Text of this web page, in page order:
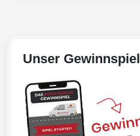
Unser Gewinnspiel